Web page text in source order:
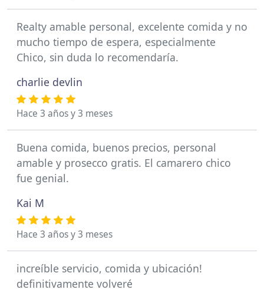
Realty amable personal, excelente comida y no
mucho tiempo de espera, especialmente
Chico, sin duda lo recomendaría.
charlie devlin
Hace 3 años y 3 meses
Buena comida, buenos precios, personal
amable y prosecco gratis. El camarero chico
fue genial.
Kai M
Hace 3 años y 3 meses
increíble servicio, comida y ubicación!
definitivamente volveré